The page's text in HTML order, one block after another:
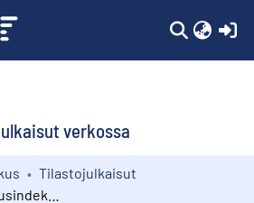
verkossa
Tilastojulkaisut